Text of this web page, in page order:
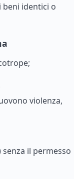
beni identici o
violenza,
il permesso